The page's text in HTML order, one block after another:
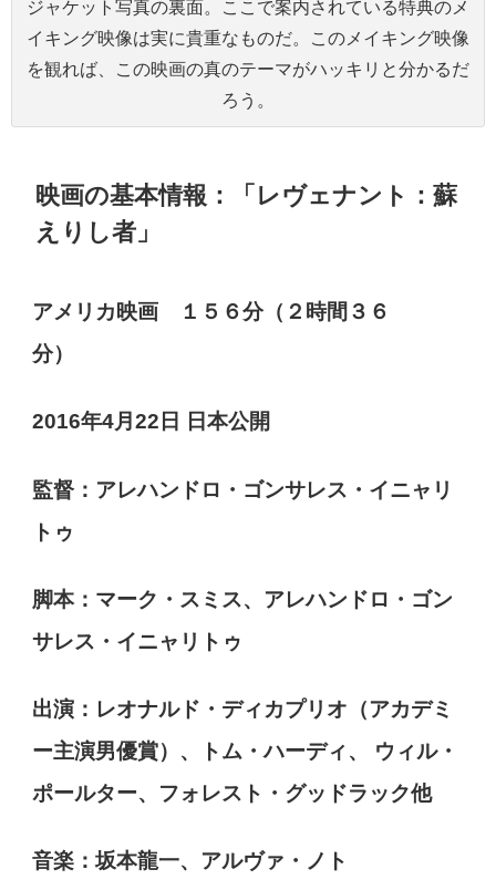
ジャケット写真の裏面。ここで案内されている特典のメ
イキング映像は実に貴重なものだ。このメイキング映像
を観れば、この映画の真のテーマがハッキリと分かるだ
ろう。
映画の基本情報：「レヴェナント：蘇
えりし者」
アメリカ映画 １５６分（２時間３６
分）
2016年4月22日 日本公開
監督：アレハンドロ・ゴンサレス・イニャリ
トゥ
脚本：マーク・スミス、アレハンドロ・ゴン
サレス・イニャリトゥ
出演：レオナルド・ディカプリオ（アカデミ
ー主演男優賞）、トム・ハーディ、 ウィル・
ポールター、フォレスト・グッドラック他
音楽：坂本龍一、アルヴァ・ノト